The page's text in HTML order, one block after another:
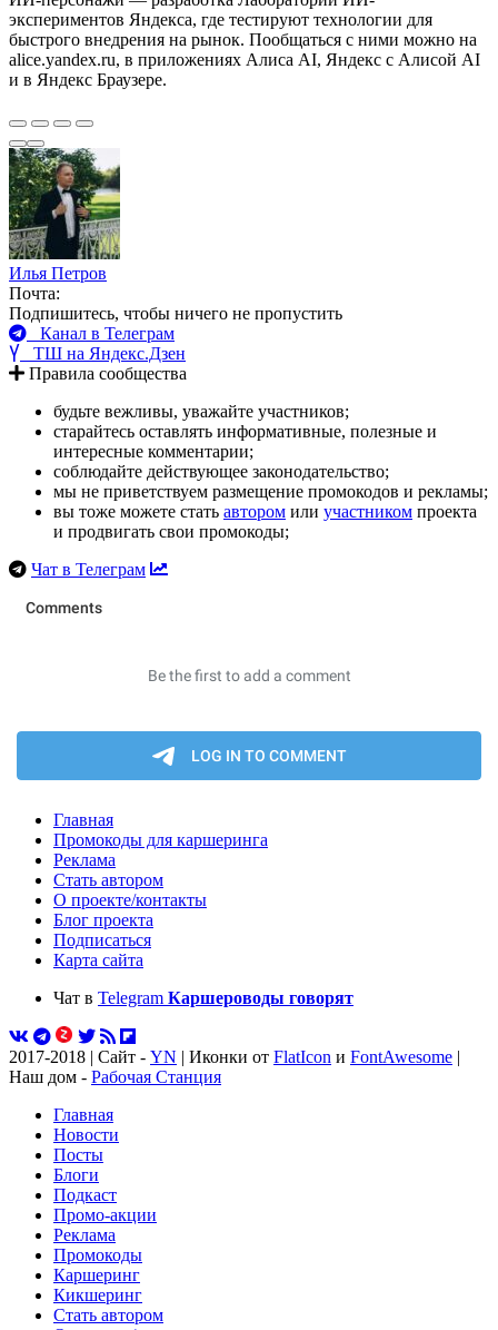
экспериментов Яндекса, где тестируют технологии для
быстрого внедрения на рынок. Пообщаться с ними можно на
alice.yandex.ru, в приложениях Алиса AI, Яндекс с Алисой AI
и в Яндекс Браузере.
Илья Петров
Почта:
Подпишитесь, чтобы ничего не пропустить
Канал в Телеграм
ТШ на Яндекс.Дзен
Правила сообщества
будьте вежливы, уважайте участников;
старайтесь оставлять информативные, полезные и
интересные комментарии;
соблюдайте действующее законодательство;
мы не приветствуем размещение промокодов и рекламы;
вы тоже можете стать автором или участником проекта
и продвигать свои промокоды;
Чат в Телеграм
Главная
Промокоды для каршеринга
Реклама
Стать автором
О проекте/контакты
Блог проекта
Подписаться
Карта сайта
Чат в Telegram Каршероводы говорят
2017-2018 | Сайт - YN | Иконки от FlatIcon и FontAwesome |
Наш дом - Рабочая Станция
Главная
Новости
Посты
Блоги
Подкаст
Промо-акции
Реклама
Промокоды
Каршеринг
Кикшеринг
Стать автором